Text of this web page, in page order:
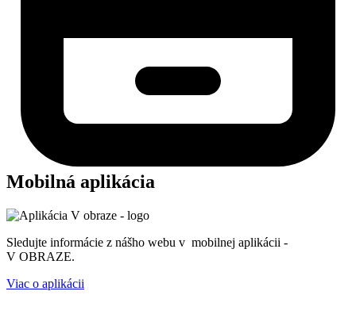
Mobilná aplikácia
Sledujte informácie z nášho webu v mobilnej aplikácii -
V OBRAZE.
Viac o aplikácii